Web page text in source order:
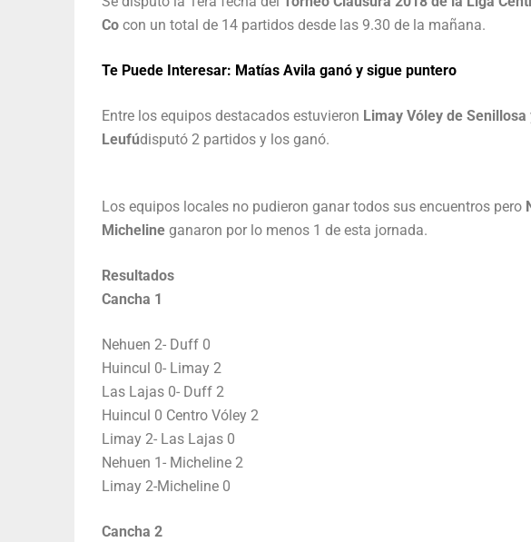
Co con un total de 14 partidos desde las 9.30 de la mañana.
Te Puede Interesar: Matías Avila ganó y sigue puntero
Entre los equipos destacados estuvieron Limay Vóley de Senillosa
Leufúdisputó 2 partidos y los ganó.
Los equipos locales no pudieron ganar todos sus encuentros pero
Micheline ganaron por lo menos 1 de esta jornada.
Resultados
Cancha 1
Nehuen 2- Duff 0
Huincul 0- Limay 2
Las Lajas 0- Duff 2
Huincul 0 Centro Vóley 2
Limay 2- Las Lajas 0
Nehuen 1- Micheline 2
Limay 2-Micheline 0
Cancha 2